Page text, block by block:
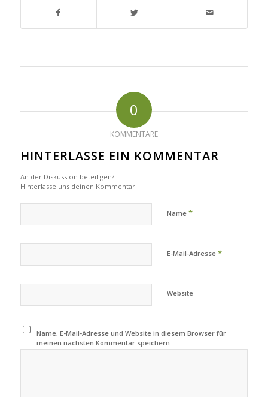
0
KOMMENTARE
HINTERLASSE EIN KOMMENTAR
An der Diskussion beteiligen?
Hinterlasse uns deinen Kommentar!
Name *
E-Mail-Adresse *
Website
Name, E-Mail-Adresse und Website in diesem Browser für
meinen nächsten Kommentar speichern.